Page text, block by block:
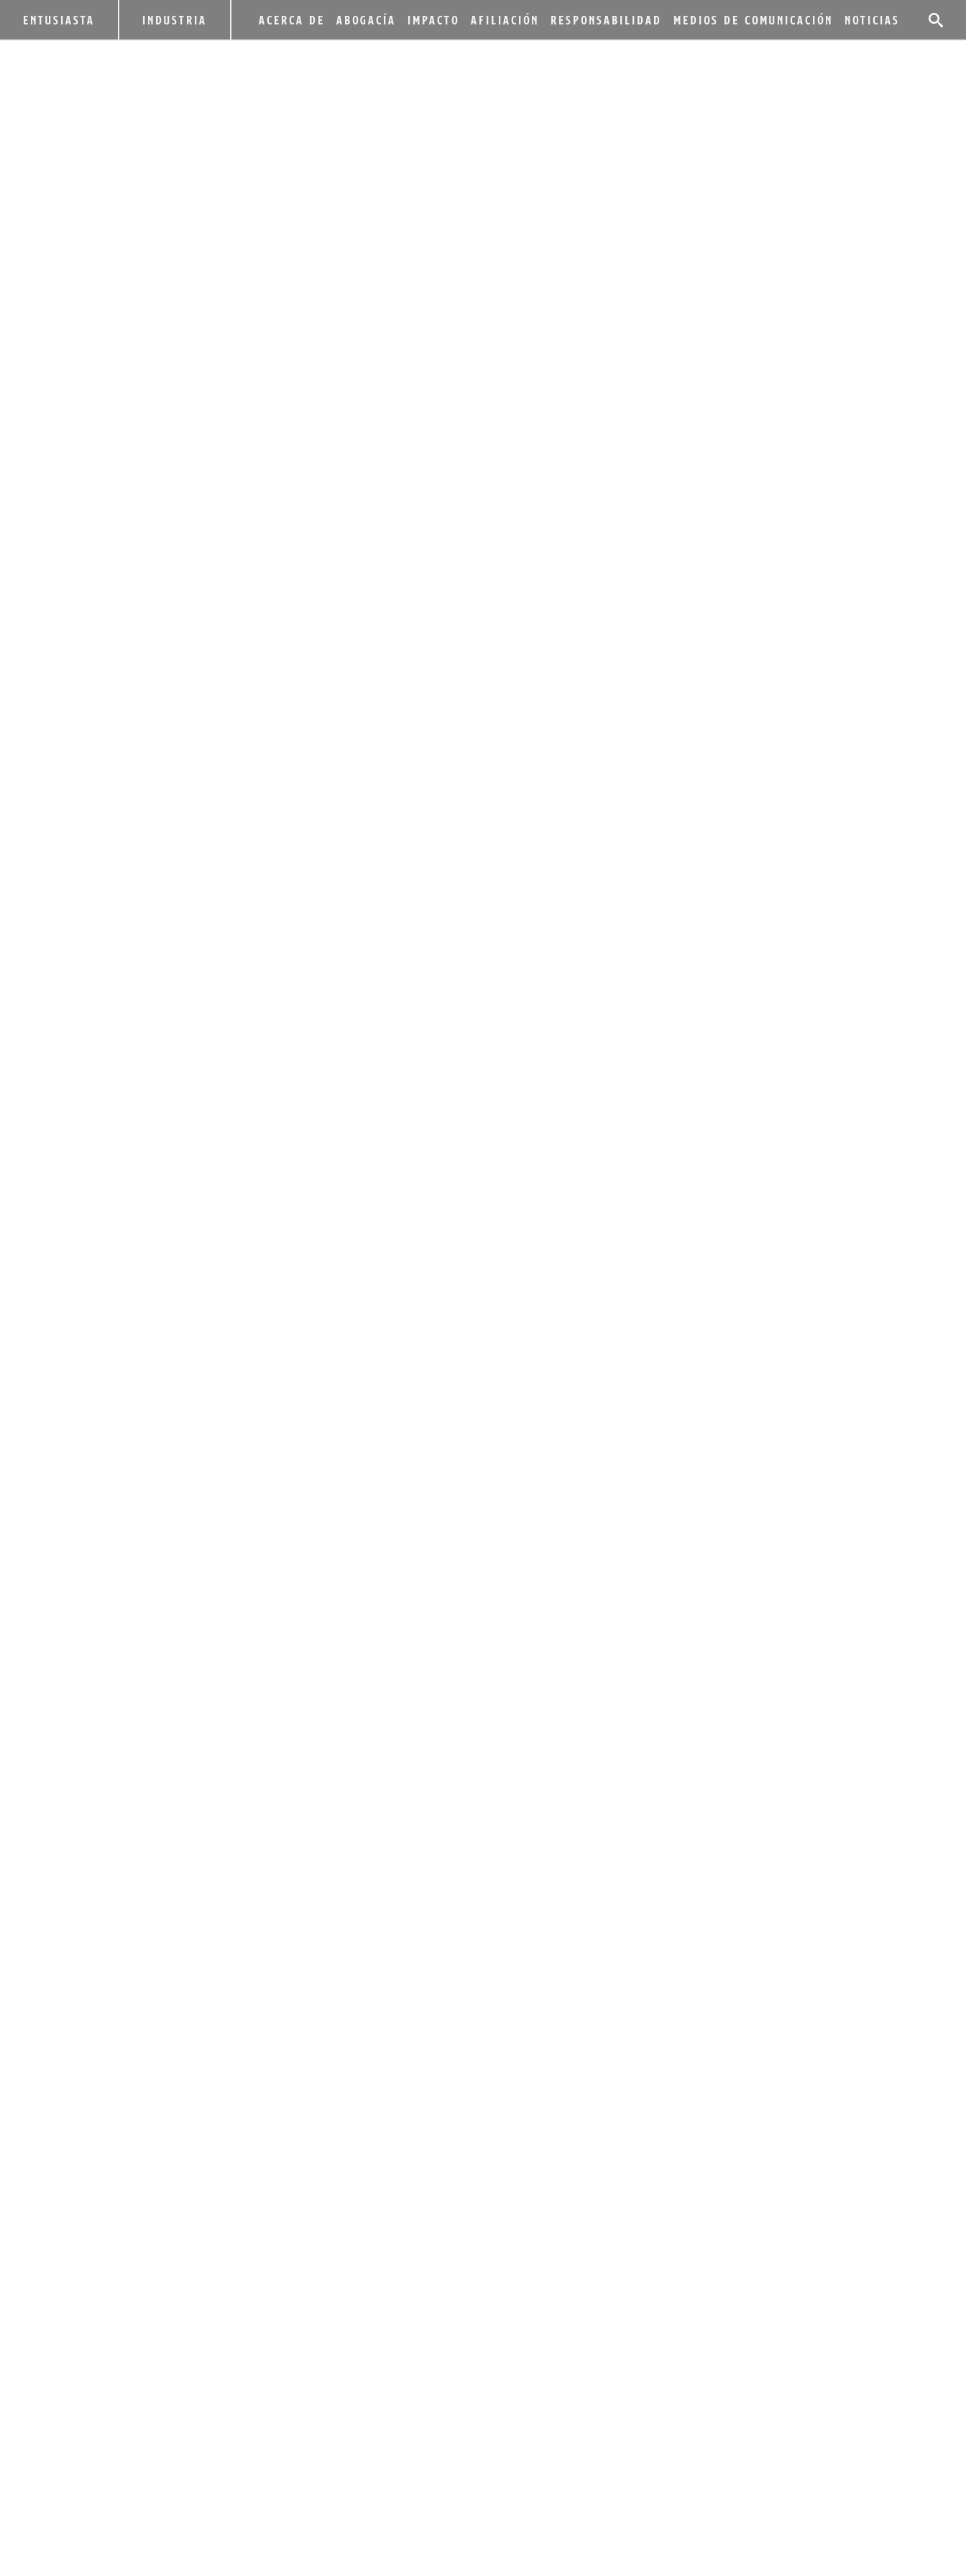
ENTUSIASTA INDUSTRIA ACERCA DE ABOGACÍA IMPACTO AFILIACIÓN RESPONSABILIDAD MEDIOS DE COMUNICACIÓN NOTICIAS